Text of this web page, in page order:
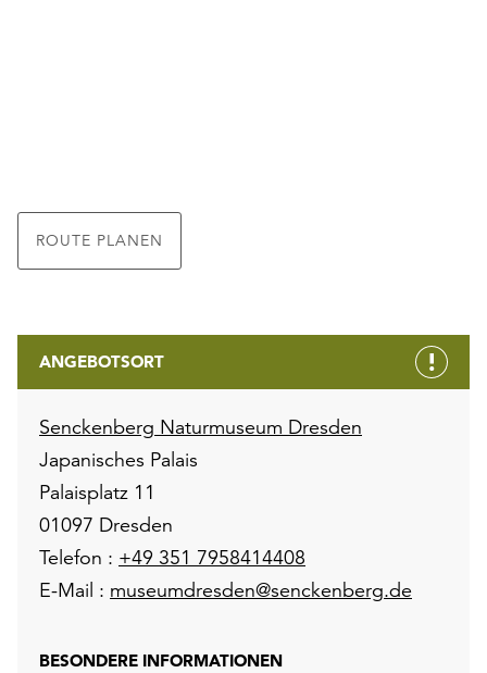
ROUTE PLANEN
ANGEBOTSORT
Senckenberg Naturmuseum Dresden
Japanisches Palais
Palaisplatz 11
01097 Dresden
Telefon : +49 351 7958414408
E-Mail : museumdresden@senckenberg.de
BESONDERE INFORMATIONEN